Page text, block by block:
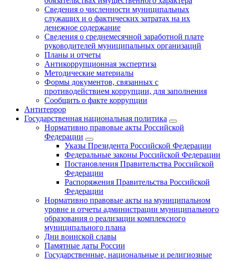
Сведения о численности муниципальных
служащих и о фактических затратах на их
денежное содержание
Сведения о среднемесячной заработной плате
руководителей муниципальных организаций
Планы и отчеты
Антикоррупционная экспертиза
Методические материалы
Формы документов, связанных с
противодействием коррупции, для заполнения
Сообщить о факте коррупции
Антитеррор
Государственная национальная политика
Нормативно правовые акты Российской
Федерации
Указы Президента Российской Федерации
Федеральные законы Российской Федерации
Постановления Правительства Российской
Федерации
Распоряжения Правительства Российской
Федерации
Нормативно правовые акты на муниципальном
уровне и отчеты администрации муниципального
образования о реализации комплексного
муниципального плана
Дни воинской славы
Памятные даты России
Государственные, национальные и религиозные